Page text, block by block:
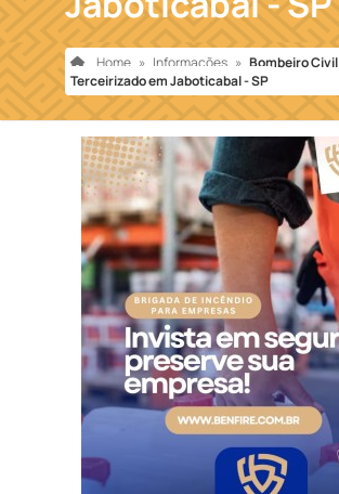
Home » Informações » Bombeiro Civil
Terceirizado em Jaboticabal - SP